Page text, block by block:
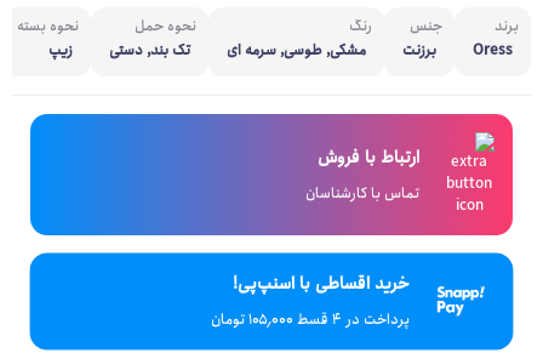
برند
Oress
جنس
برزنت
رنگ
مشکی, طوسی, سرمه ای
نحوه حمل
تک بند, دستی
نحوه بسته
زیپ
ارتباط با فروش
تماس با کارشناسان
خرید اقساطی با اسنپ‌پی!
پرداخت در 4 قسط ۱۰۵٬۰۰۰ تومان